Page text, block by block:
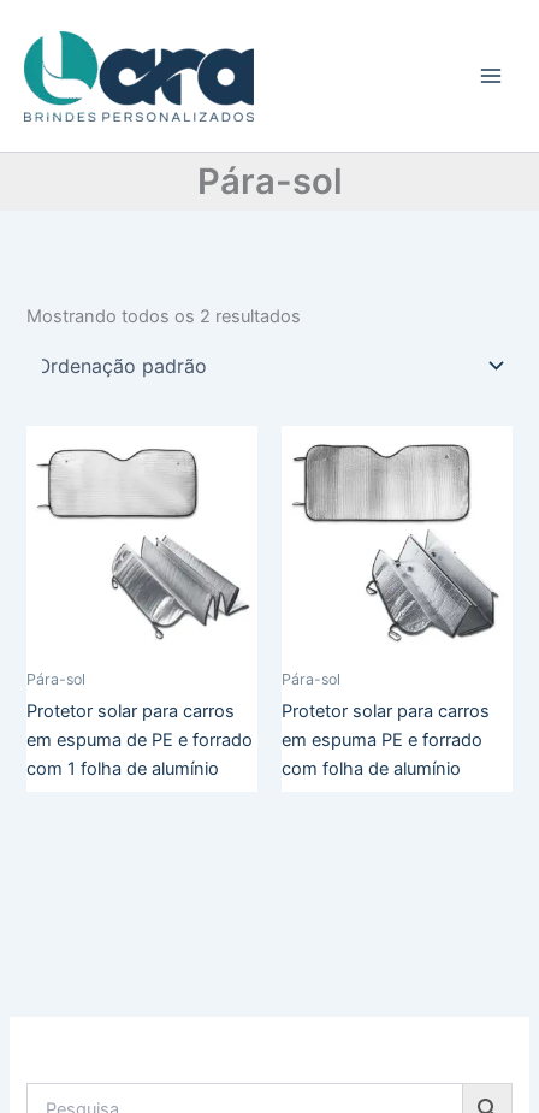
para
conteúdo
Pára-sol
t
e
r
Mostrando todos os 2 resultados
Pára-sol
Protetor solar para carros
em espuma de PE e forrado
com 1 folha de alumínio
Pára-sol
Protetor solar para carros
em espuma PE e forrado
com folha de alumínio